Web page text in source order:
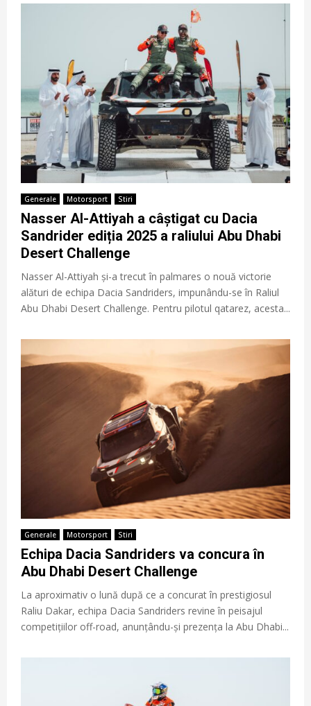
Generale Motorsport Stiri
Nasser Al-Attiyah a câștigat cu Dacia
Sandrider ediția 2025 a raliului Abu Dhabi
Desert Challenge
Nasser Al-Attiyah și-a trecut în palmares o nouă victorie
alături de echipa Dacia Sandriders, impunându-se în Raliul
Abu Dhabi Desert Challenge. Pentru pilotul qatarez, acesta...
Generale Motorsport Stiri
Echipa Dacia Sandriders va concura în
Abu Dhabi Desert Challenge
La aproximativ o lună după ce a concurat în prestigiosul
Raliu Dakar, echipa Dacia Sandriders revine în peisajul
competițiilor off-road, anunțându-și prezența la Abu Dhabi...